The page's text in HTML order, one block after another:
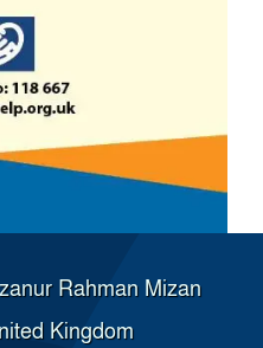
Rahman Mizan
Kingdom